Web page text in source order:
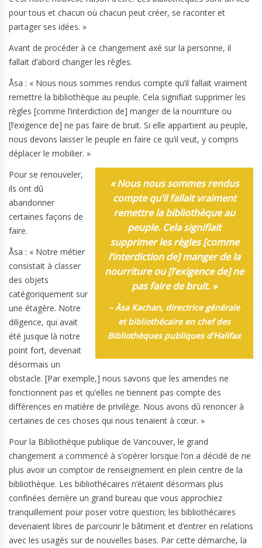
pour tous et chacun où chacun peut créer, se raconter et
partager ses idées. »
Avant de procéder à ce changement axé sur la personne, il
fallait d’abord changer les règles.
Åsa : « Nous nous sommes rendus compte qu’il fallait vraiment
remettre la bibliothèque au peuple. Cela signifiait supprimer les
règles [comme l’interdiction de] manger de la nourriture ou
[l’exigence de] ne pas faire de bruit. Si elle appartient au peuple,
nous devons laisser le peuple en faire ce qu’il veut, y compris
déplacer le mobilier. »
« Nous nous sommes rendus
compte qu’il fallait vraiment
remettre la bibliothèque au
peuple. Cela signifiait
supprimer les règles [comme
l’interdiction de] manger de la
nourriture ou [l’exigence de] ne
pas faire de bruit. »
– Åsa Kachan, directrice générale
et bibliothécaire en chef des
Bibliothèques publiques d’Halifax
Pour se renouveler,
ils ont dû
abandonner
certaines façons de
faire.
Åsa : « Notre métier
consistait à classer
des objets
catégoriquement sur
une étagère. Notre
diligence, qui avait
été jusque là notre
point fort, devenait
désormais un
obstacle. [Par exemple,] nous savons que les amendes ne
fonctionnent pas et qu’elles ne tiennent pas compte des
différences en matière de privilège. Nous avons dû renoncer à
certaines de ces choses qui nous tenaient à cœur. »
Pour la Bibliothèque publique de Vancouver, le grand
changement a commencé à s’opérer lorsque l’on a décidé de ne
plus avoir un comptoir de renseignement en plein centre de la
bibliothèque. Les bibliothécaires n’étaient désormais plus
confinées derrière un grand bureau que vous approchiez
tranquillement pour poser votre question; les bibliothécaires
devenaient libres de parcourir le bâtiment et d’entrer en relations
avec les usagés sur de nouvelles bases. Par cette démarche, la